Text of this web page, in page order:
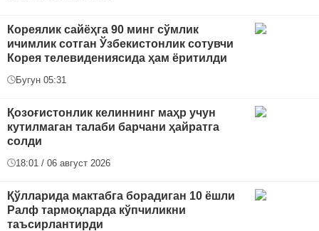
Кореялик сайёҳга 90 минг сўмлик
ичимлик сотган Ўзбекистонлик сотувчи
Корея телевидениясида ҳам ёритилди
Бугун 05:31
Қозоғистонлик келиннинг маҳр учун
кутилмаган талаби барчани ҳайратга
солди
18:01 / 06 август 2026
Қўлларида мактабга борадиган 10 ёшли
Ралф тармоқларда кўпчиликни
таъсирлантирди